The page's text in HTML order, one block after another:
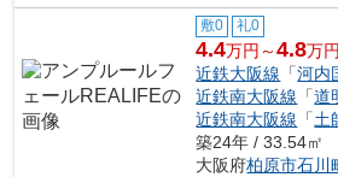
敷0 礼0
4.4万円～4.8万円
近鉄大阪線 「河内
近鉄南大阪線 「道
近鉄南大阪線 「土
築24年 / 33.54㎡
大阪府柏原市石川